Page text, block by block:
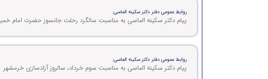
روابط عمومی دفتر دکتر سکینه الماسی:
پیام دکتر سکینه الماسی به مناسبت سالگرد رحلت جانسوز حضرت امام
روابط عمومی دفتر دکتر سکینه الماسی:
پیام دکتر سکینه الماسی به مناسبت سوم خرداد، سالروز آزادسازی خرمشهر